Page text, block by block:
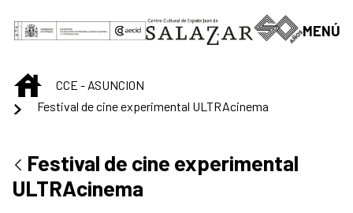
MENÚ
INICIOCCE - ASUNCION
Festival de cine experimental ULTRAcinema
Festival de cine experimental
ULTRAcinema